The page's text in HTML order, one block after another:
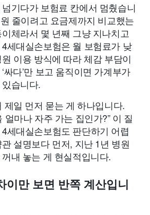
기다가 보험료 칸에서 멈췄습니
줄이려고 요금제까지 비교했는
체라서 몇 년째 그냥 지나치고
세대실손보험은 월 보험료가 낮
이용 방식에 따라 체감 부담이
싸다’만 보고 움직이면 가계부가
습니다.
제일 먼저 묻는 게 하나입니다.
얼마나 자주 가는 집인가?” 이 질
세대실손보험도 판단하기 어렵
설명보다 먼저, 지난 1년 병원
내 놓는 게 현실적입니다.
이만 보면 반쪽 계산입니